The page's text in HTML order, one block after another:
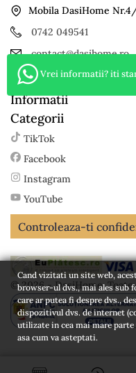
Mobila DasiHome
0742 049541
contact@dasihome.ro
CUI RO 39810371, J31/
Informatii
Categorii
TikTok
Facebook
Instagram
YouTube
Controleaza-ti
© 2026 - DasiHome.
Vrei informatii? iti
Cand vizitati un site web,
browser-ul dvs., mai ales sub
care ar putea fi despre dvs.,
dispozitivul dvs. de internet
utilizate in cea mai mare
asa cum va asteptati.